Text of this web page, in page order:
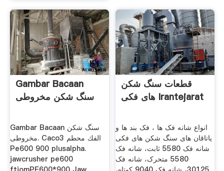
Gambar Bacaan
سنگ شکن مخروطی
Gambar Bacaan سنگ شکن
مخروطی. Caco3 الفك محطم
Pe600 900 plusalpha.
jawcrusher pe600
قطعات سنگ شکن
های فکی Irantejarat
انواع شانه فک ها ، فک بند ها و
یاتاقان های سنگ شکن های فکی
شانه فک 5580 ثابت، شانه فک
5580 متحرک، شانه فک